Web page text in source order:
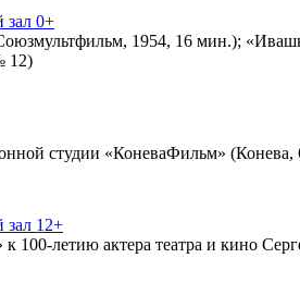
зал 0+
1954, 16 мин.);
12)
студии «КоневаФильм» (Конева,
зал 12+
100-летию актера театра и кино